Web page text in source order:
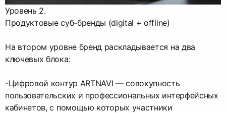
Уровень 2.
Продуктовые суб-бренды (digital + offline)
На втором уровне бренд раскладывается на два
ключевых блока:
-Цифровой контур ARTNAVI — совокупность
пользовательских и профессиональных интерфейсных
кабинетов, с помощью которых участники